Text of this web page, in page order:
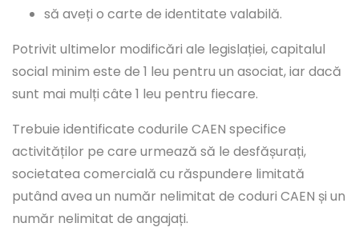
să aveți o carte de identitate valabilă.
Potrivit ultimelor modificări ale legislației, capitalul
social minim este de 1 leu pentru un asociat, iar dacă
sunt mai mulți câte 1 leu pentru fiecare.
Trebuie identificate codurile CAEN specifice
activităților pe care urmează să le desfășurați,
societatea comercială cu răspundere limitată
putând avea un număr nelimitat de coduri CAEN și un
număr nelimitat de angajați.